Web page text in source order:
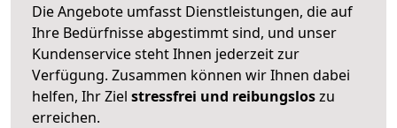
Die Angebote umfasst Dienstleistungen, die auf
Ihre Bedürfnisse abgestimmt sind, und unser
Kundenservice steht Ihnen jederzeit zur
Verfügung. Zusammen können wir Ihnen dabei
helfen, Ihr Ziel stressfrei und reibungsloszu
erreichen.